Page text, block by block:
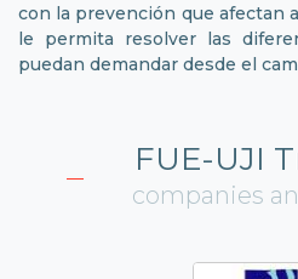
con la prevención que afectan
le permita resolver las
puedan demandar desde el
FUE-UJI
companies